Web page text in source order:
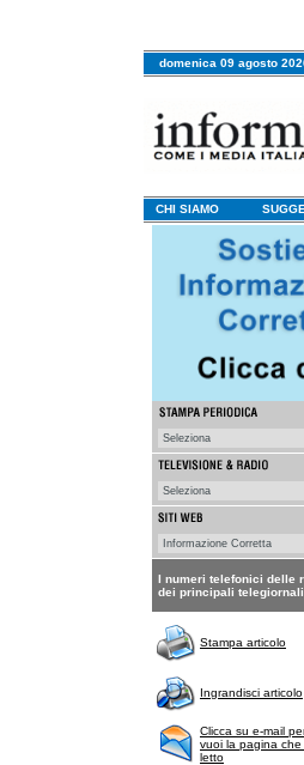
domenica 09 agosto
CHI SIAMO
I numeri telefonici delle
dei principali telegiornali
Stampa articolo
Ingrandisci articolo
Clicca su e-mail
vuoi la pagina
letto